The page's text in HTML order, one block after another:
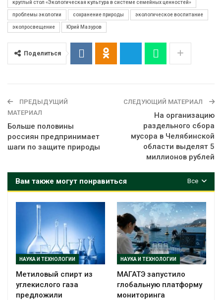
круглый стол «Экологическая культура в системе семейных ценностей»
проблемы экологии сохранение природы экологическое воспитание
экопросвещение Юрий Мазуров
Поделиться
ПРЕДЫДУЩИЙ
МАТЕРИАЛ
Больше половины
россиян предпринимает
шаги по защите природы
СЛЕДУЮЩИЙ МАТЕРИАЛ
На организацию
раздельного сбора
мусора в Челябинской
области выделят 5
миллионов рублей
Все
Вам также могут понравиться
НАУКА И ТЕХНОЛОГИИ
Метиловый спирт из
углекислого газа
предложили
НАУКА И ТЕХНОЛОГИИ
МАГАТЭ запустило
глобальную платформу
мониторинга